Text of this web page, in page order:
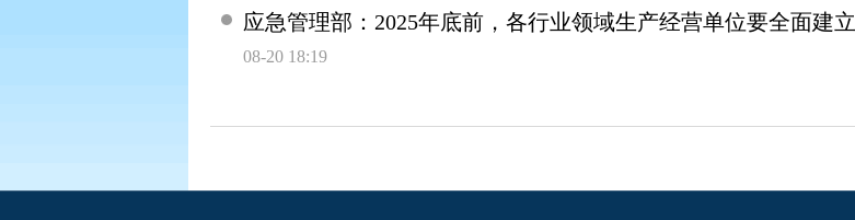
应急管理部：2025年底前，各行业领域生产经营单位要全面建
08-20 18:19